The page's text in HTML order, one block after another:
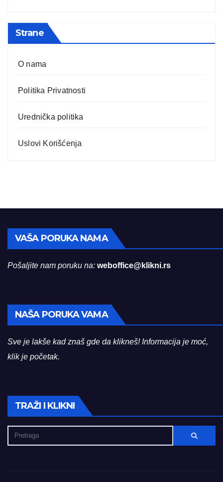
Strane
O nama
Politika Privatnosti
Urednička politika
Uslovi Korišćenja
VAŠA PORUKA NAMA
Pošaljite nam poruku na: weboffice@klikni.rs
NAŠA PORUKA VAMA
Sve je lakše kad znaš gde da klikneš! Informacija je moć,
klik je početak.
TRAŽI I KLIKNI